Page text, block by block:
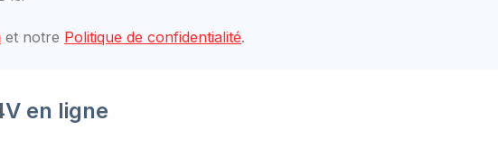
et notre Politique de confidentialité.
en ligne